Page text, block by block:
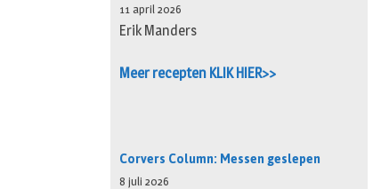
11 april 2026
Erik Manders
Meer recepten KLIK HIER>>
Corvers Column: Messen geslepen
8 juli 2026